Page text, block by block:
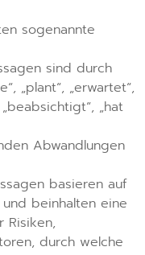
sogenannte
sind durch
„plant“, „erwartet“,
„beabsichtigt“, „hat
Abwandlungen
basieren auf
beinhalten eine
Risiken,
durch welche